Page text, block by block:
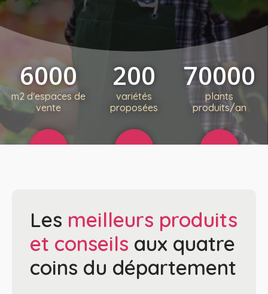
6000
m2 d'espaces de
vente
200
variétés
proposées
70000
plants
produits/an
Les meilleurs produits
et conseils aux quatre
coins du département